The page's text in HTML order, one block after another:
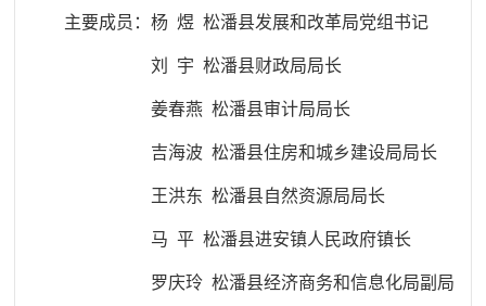
主要成员：杨 煜 松潘县发展和改革局党组书记
刘 宇 松潘县财政局局长
姜春燕 松潘县审计局局长
吉海波 松潘县住房和城乡建设局局长
王洪东 松潘县自然资源局局长
马 平 松潘县进安镇人民政府镇长
罗庆玲 松潘县经济商务和信息化局副局